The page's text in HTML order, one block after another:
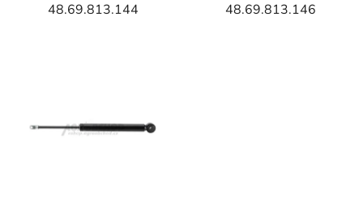
48.69.813.144
48.69.813.146